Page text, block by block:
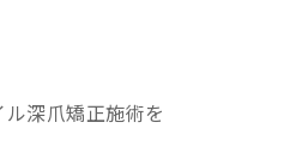
深爪矯正施術を